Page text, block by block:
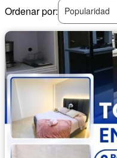
Ordenar por:
Popularidad